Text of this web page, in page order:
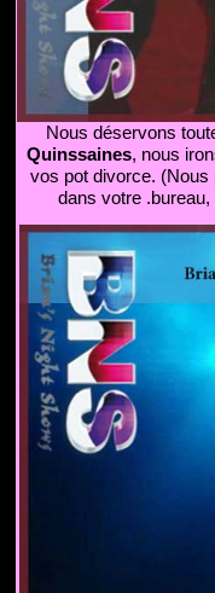
Nous déservons
Quinssaines, nous
vos pot divorce.
dans votre